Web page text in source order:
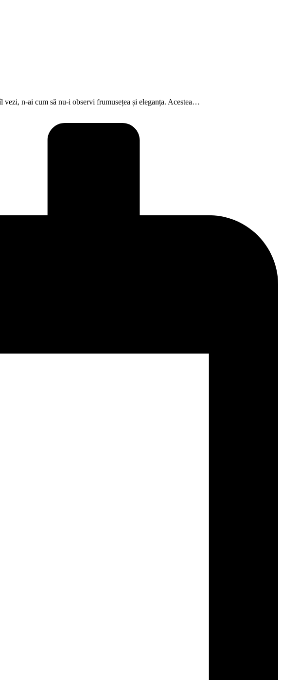
n-ai cum să nu-i observi frumusețea și eleganța. Acestea…